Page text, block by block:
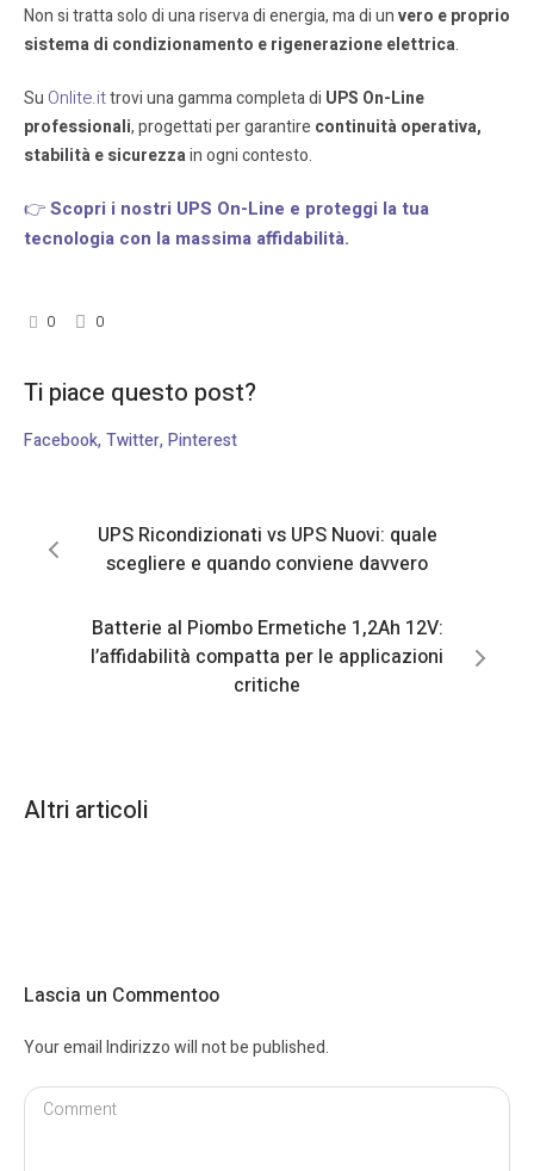
Non si tratta solo di una riserva di energia, ma di unvero e proprio
sistema di condizionamento e rigenerazione elettrica.
Su Onlite.ittrovi una gamma completa di UPS On-Line
professionali, progettati per garantire continuità operativa,
stabilità e sicurezzain ogni contesto.
👉Scopri i nostri UPS On-Line e proteggi la tua
tecnologia con la massima affidabilità.
0 0
Ti piace questo post?
Facebook Twitter Pinterest
UPS Ricondizionati vs UPS Nuovi: quale
scegliere e quando conviene davvero
Batterie al Piombo Ermetiche 1,2Ah 12V:
l’affidabilità compatta per le applicazioni
critiche
Altri articoli
Lascia un Commentoo
Your email Indirizzo will not be published.